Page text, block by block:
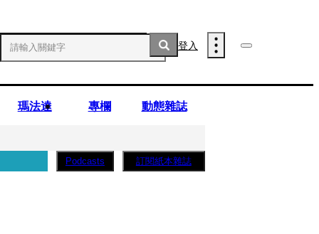
登入
瑪法達 專欄 動態雜誌
Podcasts 訂閱紙本雜誌